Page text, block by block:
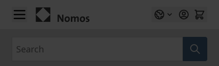
Skip to Content